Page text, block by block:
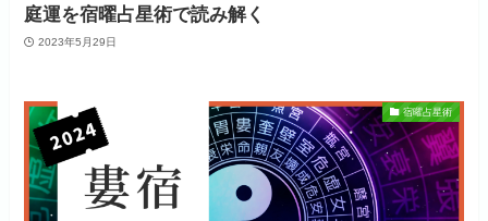
庭運を宿曜占星術で読み解く
2023年5月29日
宿曜占星術